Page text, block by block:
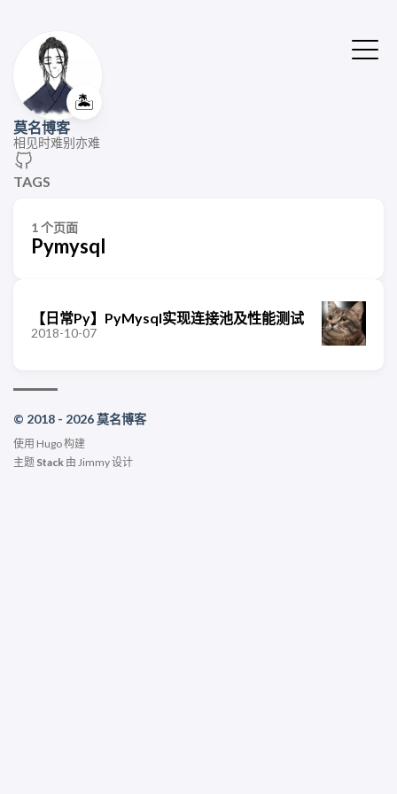
🏝️
莫名博客
相见时难别亦难
TAGS
1 个页面
Pymysql
【日常Py】PyMysql实现连接池及性能测试
2018-10-07
© 2018 - 2026 莫名博客
使用 Hugo构建
主题 Stack 由 Jimmy设计